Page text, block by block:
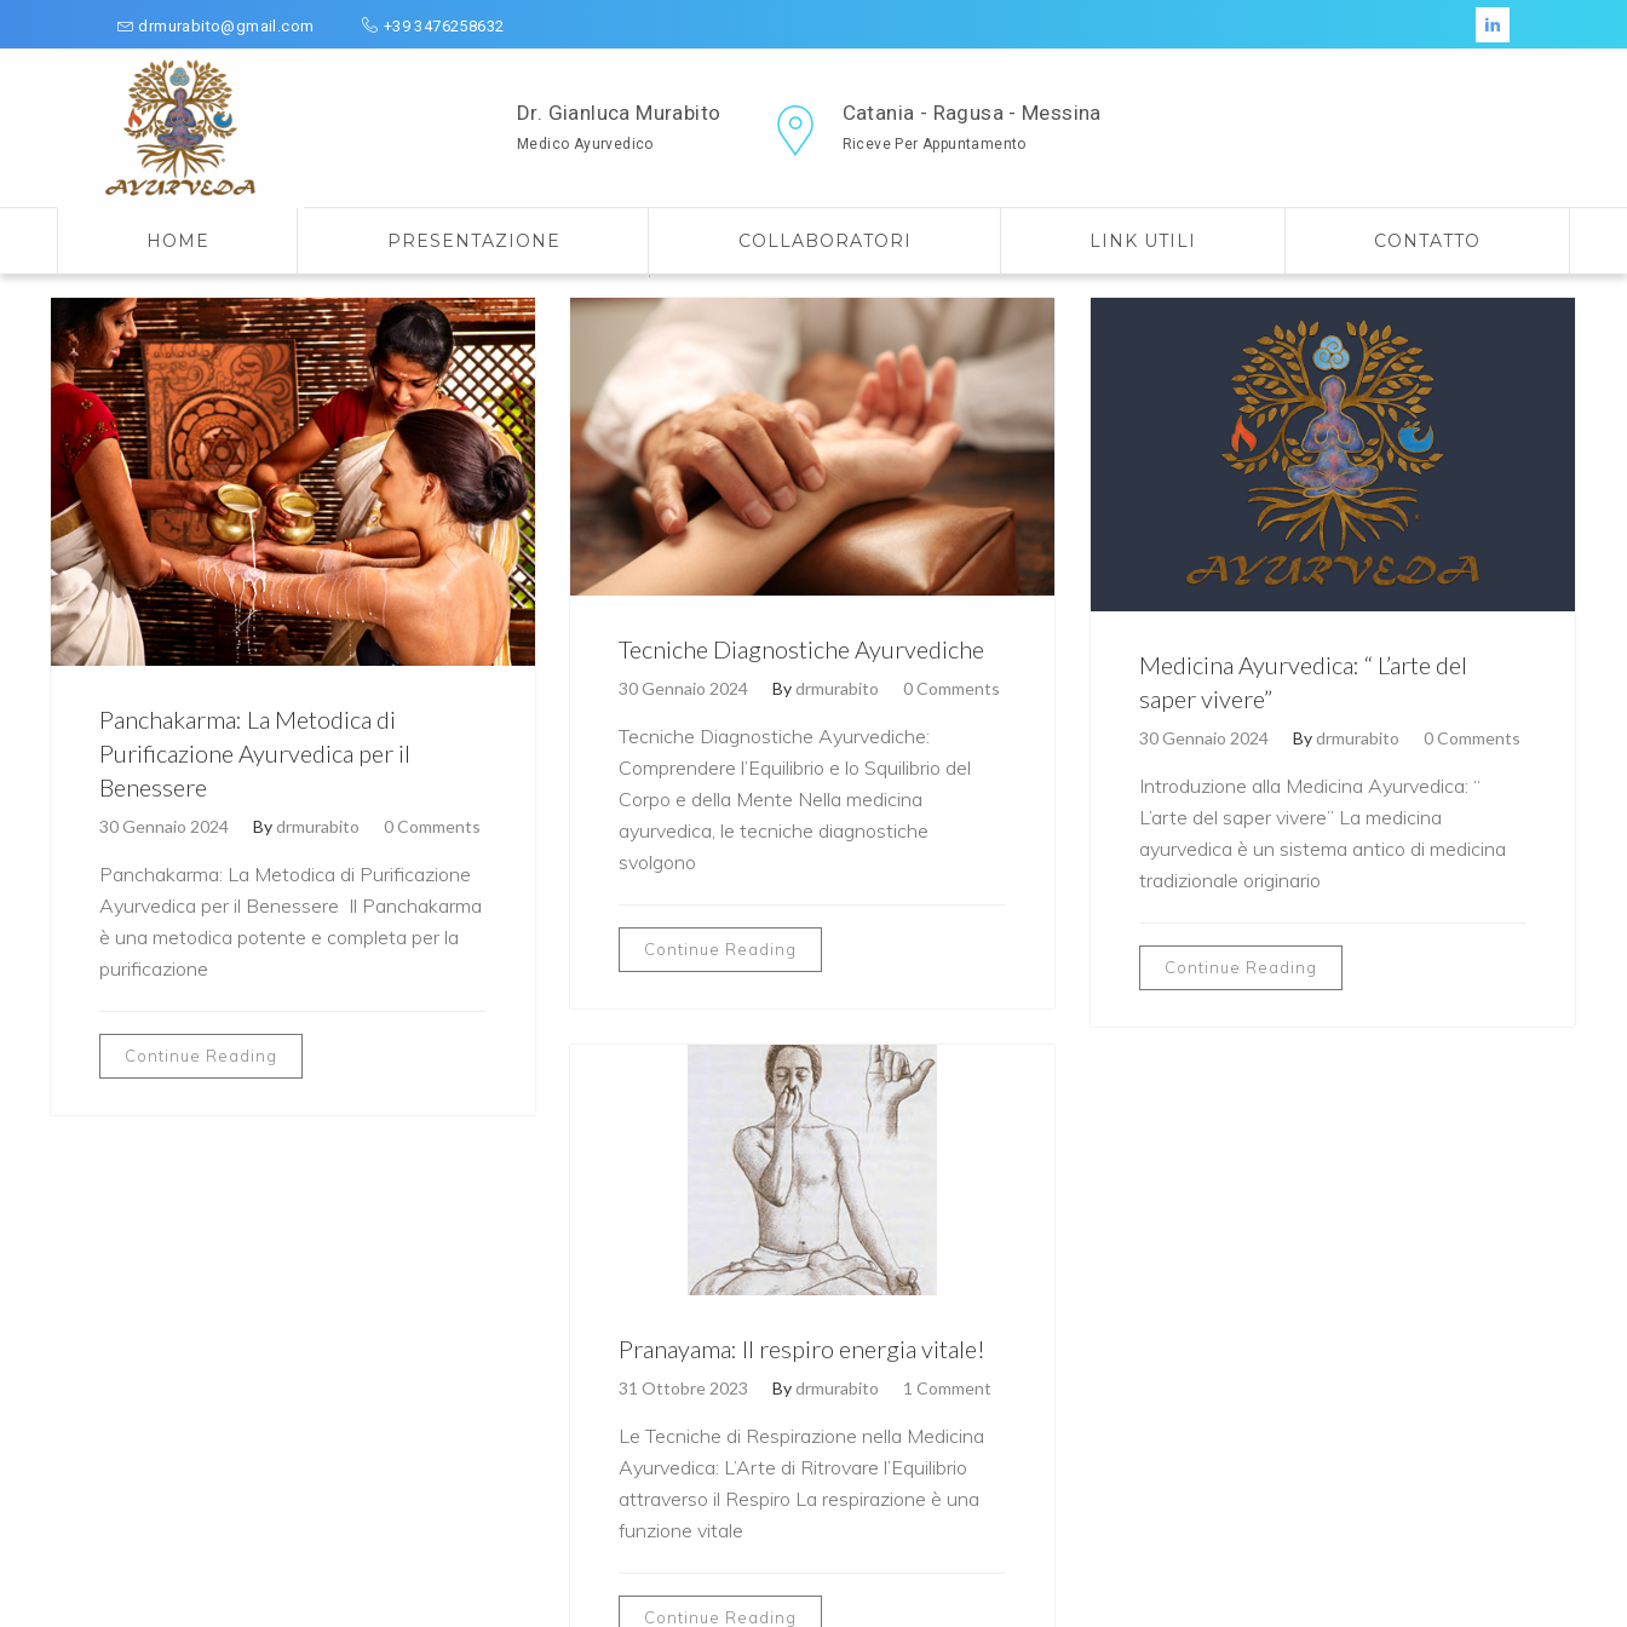
drmurabito@gmail.com +39 3476258632
Dr. Gianluca Murabito
Medico Ayurvedico
Catania - Ragusa - Messina
Riceve Per Appuntamento
HOME PRESENTAZIONE COLLABORATORI LINK UTILI CONTATTO
Ricerca
per:
Panchakarma: La Metodica di
Purificazione Ayurvedica per il
Benessere
30 Gennaio 2024 Bydrmurabito 0 Comments
Panchakarma: La Metodica di Purificazione
Ayurvedica per il Benessere Il Panchakarma
è una metodica potente e completa per la
purificazione
Continue Reading
Tecniche Diagnostiche Ayurvediche
30 Gennaio 2024 Bydrmurabito 0 Comments
Tecniche Diagnostiche Ayurvediche:
Comprendere l’Equilibrio e lo Squilibrio del
Corpo e della Mente Nella medicina
ayurvedica, le tecniche diagnostiche
svolgono
Continue Reading
Medicina Ayurvedica: “ L’arte del
saper vivere”
30 Gennaio 2024 Bydrmurabito 0 Comments
Introduzione alla Medicina Ayurvedica: “
L’arte del saper vivere” La medicina
ayurvedica è un sistema antico di medicina
tradizionale originario
Continue Reading
Pranayama: Il respiro energia vitale!
31 Ottobre 2023 Bydrmurabito 1 Comment
Le Tecniche di Respirazione nella Medicina
Ayurvedica: L’Arte di Ritrovare l’Equilibrio
attraverso il Respiro La respirazione è una
funzione vitale
Continue Reading